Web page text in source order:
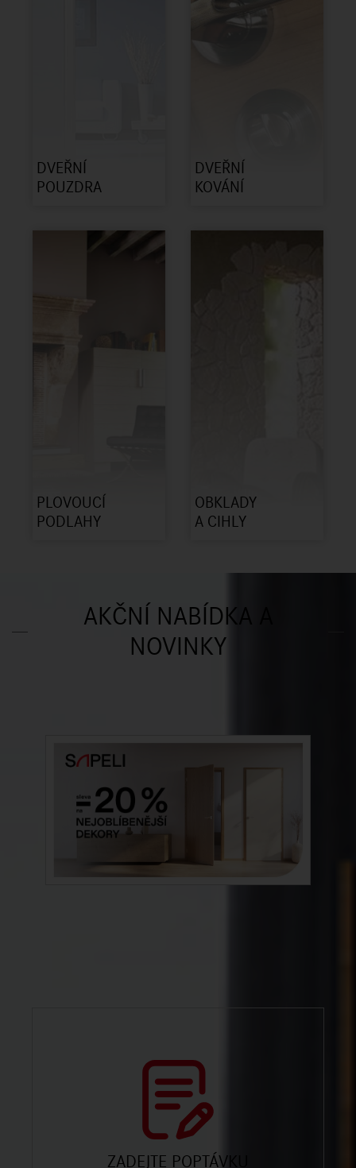
DVEŘNÍ
POUZDRA
DVEŘNÍ
KOVÁNÍ
PLOVOUCÍ
PODLAHY
OBKLADY
A CIHLY
AKČNÍ NABÍDKA A
NOVINKY
ZADEJTE POPTÁVKU